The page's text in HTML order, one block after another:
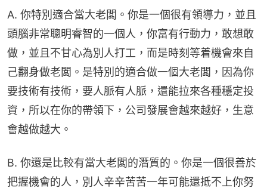
A. 你特別適合當大老闆。你是一個很有領導力，並且
頭腦非常聰明睿智的一個人，你富有行動力，敢想敢
做，並且不甘心為別人打工，而是時刻等着機會來自
己翻身做老闆。是特別的適合做一個大老闆，因為你
要技術有技術，要人脈有人脈，還能拉來各種穩定投
資，所以在你的帶領下，公司發展會越來越好，生意
會越做越大。
B. 你還是比較有當大老闆的潛質的。你是一個很善於
把握機會的人，別人辛辛苦苦一年可能還抵不上你努